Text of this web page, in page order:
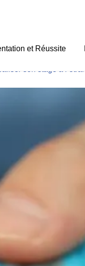
et Réussite